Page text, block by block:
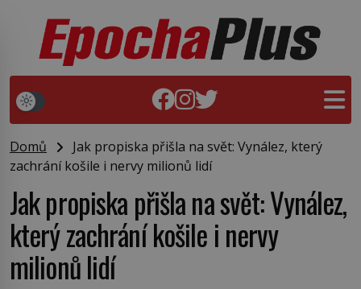
Domů
Jak propiska přišla na svět: Vynález, který
zachrání košile i nervy milionů lidí
Jak propiska přišla na svět: Vynález,
který zachrání košile i nervy
milionů lidí